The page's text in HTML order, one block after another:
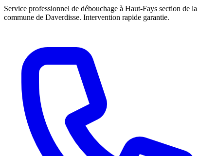
Service professionnel de débouchage à Haut-Fays section de la
commune de Daverdisse. Intervention rapide garantie.